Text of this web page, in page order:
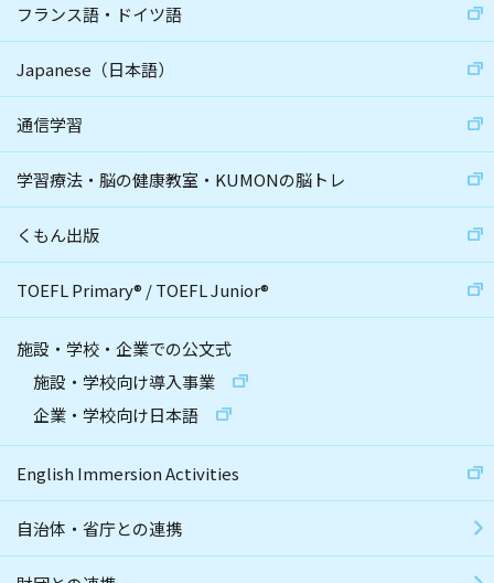
フランス語・ドイツ語
Japanese（日本語）
通信学習
学習療法・脳の健康教室・KUMONの脳トレ
くもん出版
TOEFL Primary® /TOEFL Junior®
施設・学校・企業での公文式
施設・学校向け導入事業
企業・学校向け日本語
English Immersion Activities
自治体・省庁との連携